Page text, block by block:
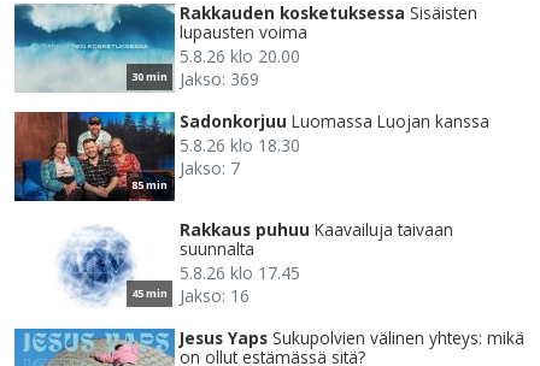
30 min
Rakkauden kosketuksessa Sisäisten
lupausten voima
5.8.26 klo 20.00
Jakso: 369
85 min
Sadonkorjuu Luomassa Luojan kanssa
5.8.26 klo 18.30
Jakso: 7
45 min
Rakkaus puhuu Kaavailuja taivaan
suunnalta
5.8.26 klo 17.45
Jakso: 16
Jesus Yaps Sukupolvien välinen yhteys: mikä
on ollut estämässä sitä?